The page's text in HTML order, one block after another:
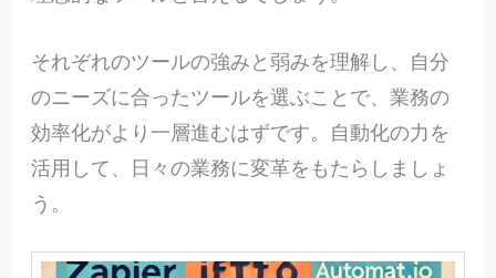
それぞれのツールの強みと弱みを理解し、自分
のニーズに合ったツールを選ぶことで、業務の
効率化がより一層進むはずです。自動化の力を
活用して、日々の業務に変革をもたらしましょ
う。